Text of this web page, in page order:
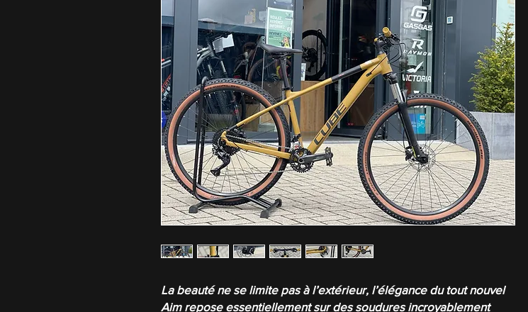
La beauté ne se limite pas à l’extérieur, l’élégance du tout nouvel
Aim repose essentiellement sur des soudures incroyablement